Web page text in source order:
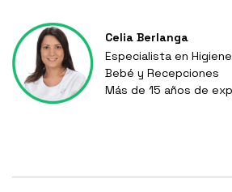
Celia Berlanga
Especialista en
Bebé y Recepciones
Más de 15 años de